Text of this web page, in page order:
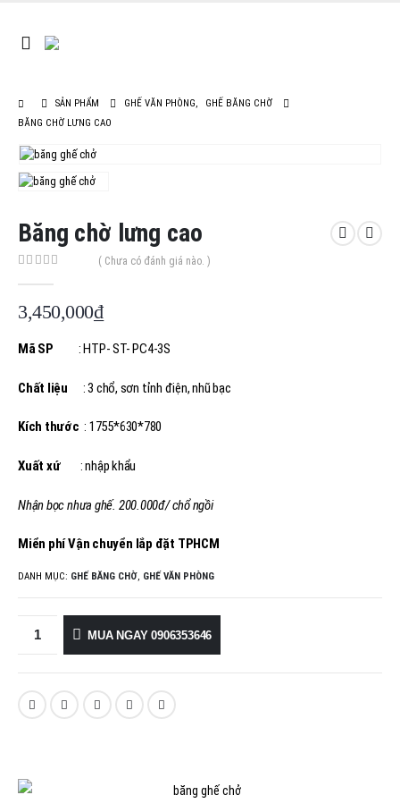
SẢN PHẨM GHẾ VĂN PHÒNG,
GHẾ BĂNG CHỜ
BĂNG CHỜ LƯNG CAO
Băng chờ lưng cao
( Chưa có đánh giá nào. )
3,450,000₫
Mã SP : HTP- ST- PC4-3S
Chất liệu : 3 chổ, sơn tỉnh điện, nhũ bạc
Kích thước: 1755*630*780
Xuất xứ: nhập khẩu
Nhận bọc nhưa ghế. 200.000đ/ chổ ngồi
Miển phí Vận chuyển lắp đặt TPHCM
DANH MỤC: GHẾ BĂNG CHỜ, GHẾ VĂN PHÒNG
MUA NGAY 0906353646